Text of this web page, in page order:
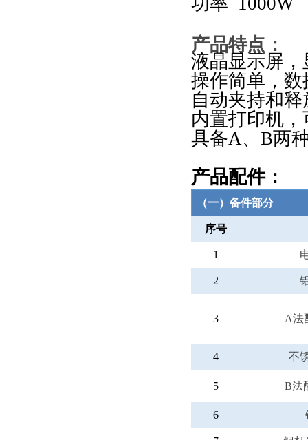
产品特点 ：
液晶显示屏
操作简单，
自动夹持和
内置打印机
具备A、 B两
产品配件：
（一）备件部分
序号
1
2
3 A法
4 不
5 B法
6